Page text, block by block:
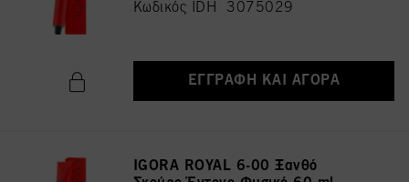
Κωδικός IDH 3075029
ΕΓΓΡΑΦΉ ΚΑΙ ΑΓΟΡΆ
IGORA ROYAL 6-00 Ξανθό